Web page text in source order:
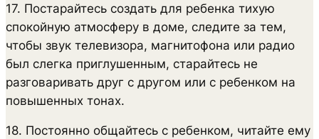
17. Постарайтесь создать для ребенка тихую
спокойную атмосферу в доме, следите за тем,
чтобы звук телевизора, магнитофона или радио
был слегка приглушенным, старайтесь не
разговаривать друг с другом или с ребенком на
повышенных тонах.
18. Постоянно общайтесь с ребенком, читайте ему